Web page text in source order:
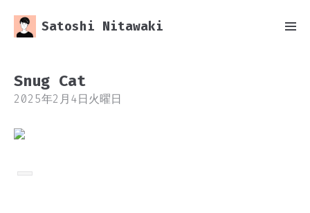
Satoshi Nitawaki
Snug Cat
2025年2月4日火曜日